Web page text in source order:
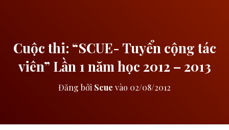
Cuộc thi: “SCUE- Tuyển cộng tác
viên” Lần 1 năm học 2012 – 2013
Đăng bởi Scue vào 02/08/2012